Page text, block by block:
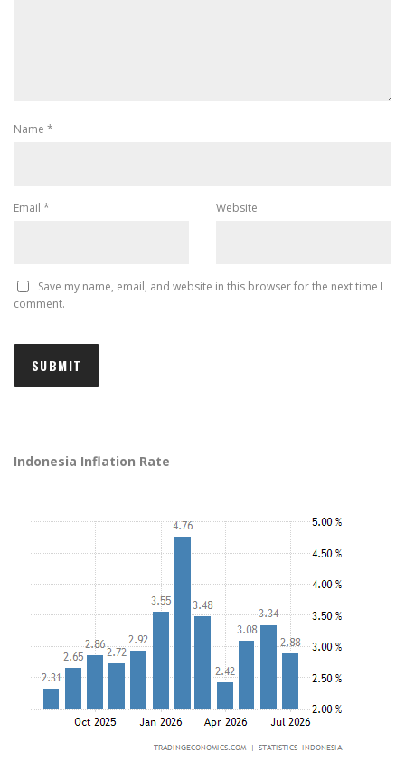
Name *
Email * Website
Save my name, email, and website in this browser for the next time I
comment.
Indonesia Inflation Rate